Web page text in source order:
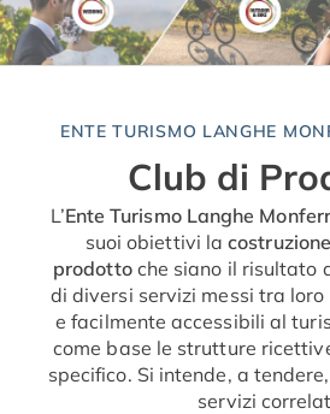
ENTE TURISMO LANGHE
Club di
L’Ente Turismo Langhe
suoi obiettivi la
prodottoche siano il risultato
di diversi servizi messi tra
e facilmente accessibili al
come base le strutture
specifico. Si intende, a
servizi